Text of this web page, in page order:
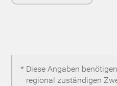
* Diese Angaben
regional zuständigen